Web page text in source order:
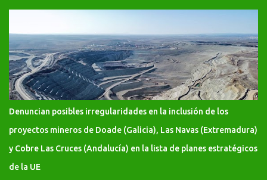
Denuncian posibles irregularidades en la inclusión de los
proyectos mineros de Doade (Galicia), Las Navas (Extremadura)
y Cobre Las Cruces (Andalucía) en la lista de planes estratégicos
de la UE